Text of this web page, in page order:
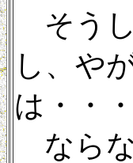
そうし
し、や
は・・・
ならな